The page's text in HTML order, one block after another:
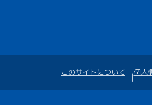
このサイトについて 個人